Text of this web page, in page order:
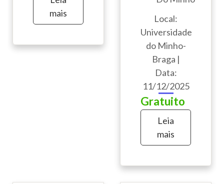
mais
Local:
Universidade
do Minho-
Braga |
Data:
11/12/2025
Gratuito
Leia
mais